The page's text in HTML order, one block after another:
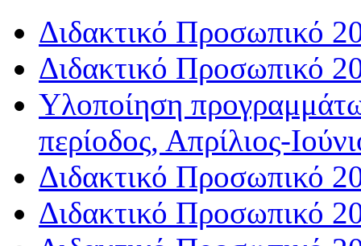
Διδακτικό Προσωπικό
Διδακτικό Προσωπικό
Υλοποίηση
περίοδος, Απρίλιος-
Διδακτικό Προσωπικό
Διδακτικό Προσωπικό